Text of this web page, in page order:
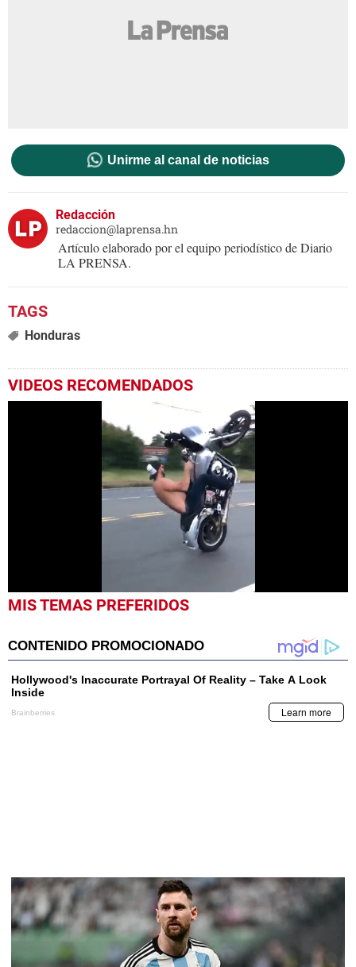
Unirme al canal de noticias
Redacción
redaccion@laprensa.hn
Artículo elaborado por el equipo periodístico de Diario
LA PRENSA.
Honduras
VIDEOS RECOMENDADOS
0
seconds
seconds
MIS TEMAS PREFERIDOS